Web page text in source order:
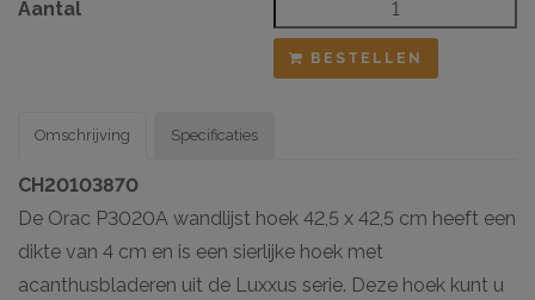
Aantal
BESTELLEN
Omschrijving
CH20103870
De Orac P3020A wandlijst hoek 42,5 x 42,5 cm heeft een
dikte van 4 cm en is een sierlijke hoek met
acanthusbladeren uit de Luxxus serie. Deze hoek kunt u
Specificaties